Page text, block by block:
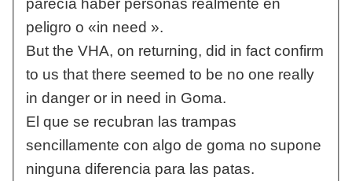
parecía haber personas realmente en
peligro o «in need ».
But the VHA, on returning, did in fact confirm
to us that there seemed to be no one really
in danger or in need in Goma.
El que se recubran las trampas
sencillamente con algo de goma no supone
ninguna diferencia para las patas.